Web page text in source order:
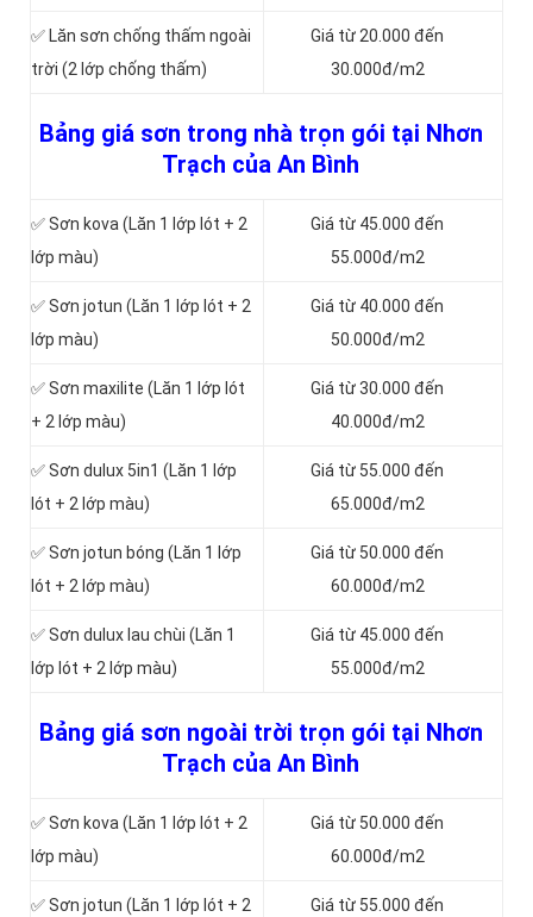
✅ Lăn sơn chống thấm ngoài
trời (2 lớp chống thấm)
Giá từ 20.000 đến
30.000đ/m2
Bảng giá sơn trong nhà trọn gói tại Nhơn
Trạch của An Bình
✅ Sơn kova (Lăn 1 lớp lót + 2
lớp màu)
Giá từ 45.000 đến
55.000đ/m2
✅ Sơn jotun (Lăn 1 lớp lót + 2
lớp màu)
Giá từ 40.000 đến
50.000đ/m2
✅ Sơn maxilite (Lăn 1 lớp lót
+ 2 lớp màu)
Giá từ 30.000 đến
40.000đ/m2
✅ Sơn dulux 5in1 (Lăn 1 lớp
lót + 2 lớp màu)
Giá từ 55.000 đến
65.000đ/m2
✅ Sơn jotun bóng (Lăn 1 lớp
lót + 2 lớp màu)
Giá từ 50.000 đến
60.000đ/m2
✅ Sơn dulux lau chùi (Lăn 1
lớp lót + 2 lớp màu)
Giá từ 45.000 đến
55.000đ/m2
Bảng giá sơn ngoài trời trọn gói tại Nhơn
Trạch của An Bình
✅ Sơn kova (Lăn 1 lớp lót + 2
lớp màu)
Giá từ 50.000 đến
60.000đ/m2
✅ Sơn jotun (Lăn 1 lớp lót + 2
Giá từ 55.000 đến